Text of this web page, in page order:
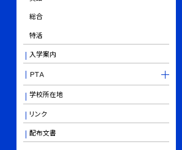
総合
特活
入学案内
ＰＴＡ
学校所在地
リンク
配布文書